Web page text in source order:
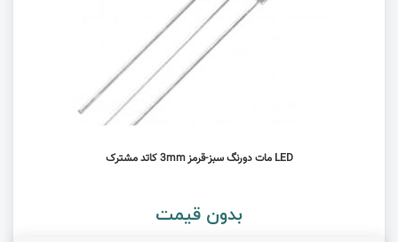
LED مات دورنگ سبز-قرمز 3mm کاتد مشترک
بدون قیمت